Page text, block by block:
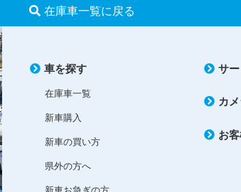
在庫車一覧に戻る
車を探す
在庫車一覧
新車購入
新車の買い方
県外の方へ
サ
カ
お